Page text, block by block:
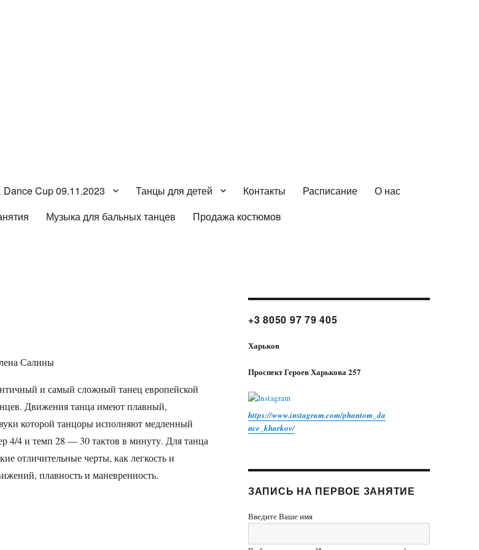
Dance Cup 09.11.2023 Танцы для детей Контакты Расписание
О нас
Музыка для бальных танцев Продажа костюмов
и самый сложный танец европейской
Движения танца имеют плавный,
которой танцоры исполняют медленный
4/4 и темп 28 — 30 тактов в минуту. Для танца
отличительные черты, как легкость и
плавность и маневренность.
+3 8050 97 79 405
Харьков
Проспект Героев Харькова 257
https://www.instagram.com/phantom_da
nce_kharkov/
ЗАПИСЬ НА ПЕРВОЕ ЗАНЯТИЕ
Введите Ваше имя